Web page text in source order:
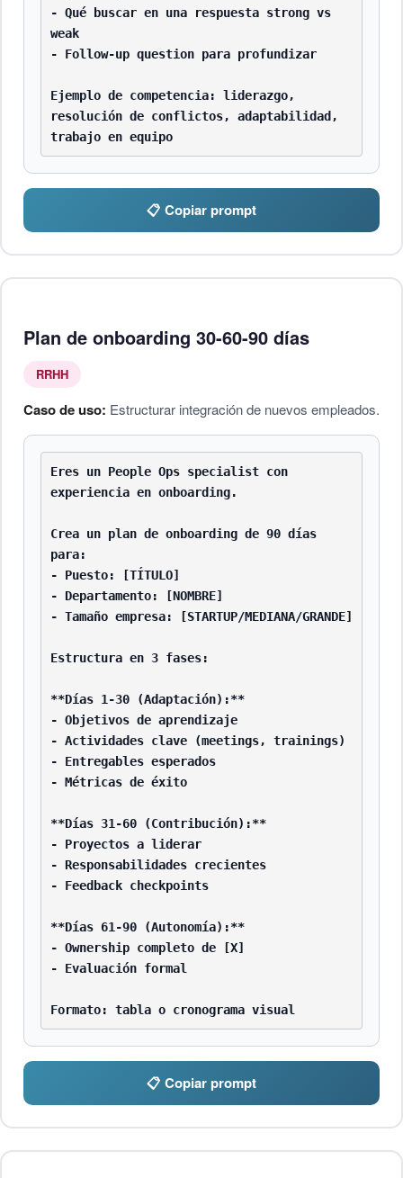
- Qué buscar en una respuesta strong vs
weak
- Follow-up question para profundizar
Ejemplo de competencia: liderazgo,
resolución de conflictos, adaptabilidad,
trabajo en equipo
📋 Copiar prompt
Plan de onboarding 30-60-90 días
RRHH
Caso de uso: Estructurar integración de nuevos empleados.
Eres un People Ops specialist con
experiencia en onboarding.
Crea un plan de onboarding de 90 días
para:
- Puesto: [TÍTULO]
- Departamento: [NOMBRE]
- Tamaño empresa: [STARTUP/MEDIANA/GRANDE]
Estructura en 3 fases:
**Días 1-30 (Adaptación):**
- Objetivos de aprendizaje
- Actividades clave (meetings, trainings)
- Entregables esperados
- Métricas de éxito
**Días 31-60 (Contribución):**
- Proyectos a liderar
- Responsabilidades crecientes
- Feedback checkpoints
**Días 61-90 (Autonomía):**
- Ownership completo de [X]
- Evaluación formal
Formato: tabla o cronograma visual
📋 Copiar prompt